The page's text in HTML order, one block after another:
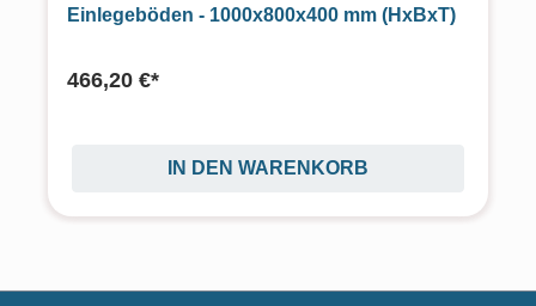
Einlegeböden - 1000x800x400 mm (HxBxT)
466,20 €*
IN DEN WARENKORB